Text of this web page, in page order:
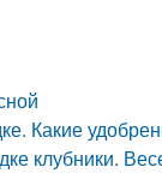
Какие
клубники.